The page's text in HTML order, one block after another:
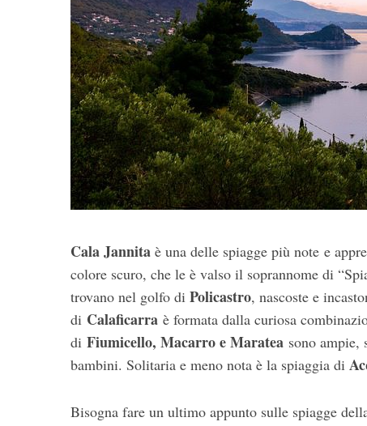
Cala Jannita è una delle spiagge più note e
colore scuro, che le è valso il soprannome di
trovano nel golfo di Policastro, nascoste e
di Calaficarra è formata dalla curiosa
di Fiumicello, Macarro e Maratea sono ampie,
bambini. Solitaria e meno nota è la spiaggia di
Bisogna fare un ultimo appunto sulle spiagge